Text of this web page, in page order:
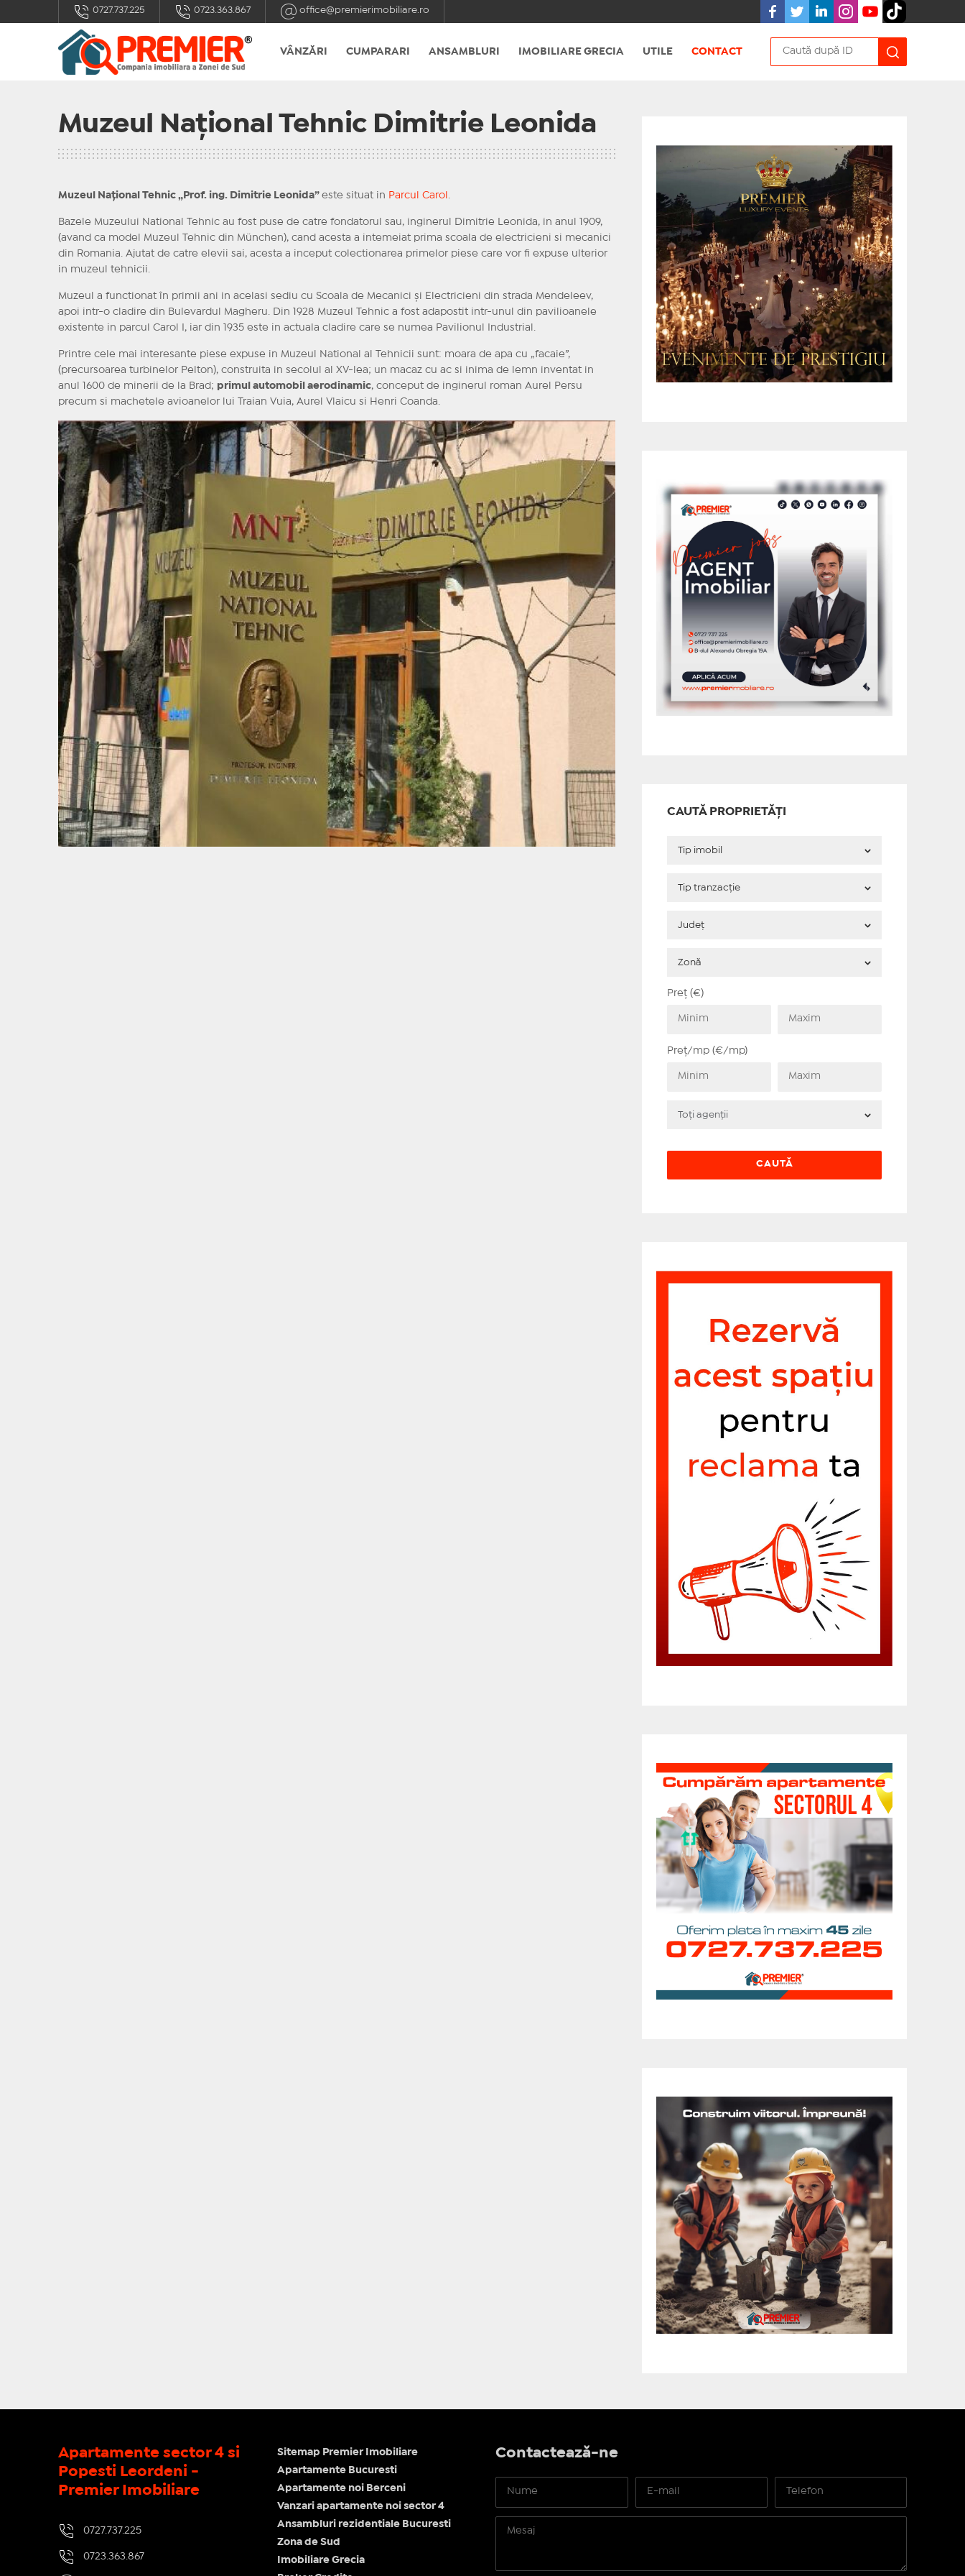
0727.737.225 0723.363.867 office@premierimobiliare.ro
VÂNZĂRI CUMPARARI ANSAMBLURI IMOBILIARE GRECIA UTILE CONTACT
Muzeul Național Tehnic Dimitrie Leonida
Muzeul Național Tehnic „Prof. ing. Dimitrie Leonida” este situat in Parcul Carol
Bazele Muzeului National Tehnic au fost puse de catre fondatorul sau, inginerul Dimitrie Leonida, in anul 1909,
(avand ca model Muzeul Tehnic din München), cand acesta a intemeiat prima scoala de electricieni si mecanici
din Romania. Ajutat de catre elevii sai, acesta a inceput colectionarea primelor piese care vor fi expuse ulterior
in muzeul tehnicii.
Muzeul a functionat în primii ani in acelasi sediu cu Scoala de Mecanici și Electricieni din strada Mendeleev,
apoi intr-o cladire din Bulevardul Magheru. Din 1928 Muzeul Tehnic a fost adapostit intr-unul din pavilioanele
existente in parcul Carol I, iar din 1935 este in actuala cladire care se numea Pavilionul Industrial.
Printre cele mai interesante piese expuse in Muzeul National al Tehnicii sunt: moara de apa cu „facaie”,
(precursoarea turbinelor Pelton), construita in secolul al XV-lea; un macaz cu ac si inima de lemn inventat in
anul 1600 de minerii de la Brad; primul automobil aerodinamic, conceput de inginerul roman Aurel Persu
precum si machetele avioanelor lui Traian Vuia, Aurel Vlaicu si Henri Coanda.
CAUTĂ PROPRIETĂȚI
Preț (€)
Preț/mp (€/mp)
Apartamente sector 4 si
Popesti Leordeni -
Premier Imobiliare
0727.737.225
0723.363.867
Sitemap Premier Imobiliare
Apartamente Bucuresti
Apartamente noi Berceni
Vanzari apartamente noi sector 4
Ansambluri rezidentiale Bucuresti
Zona de Sud
Imobiliare Grecia
Contactează-ne